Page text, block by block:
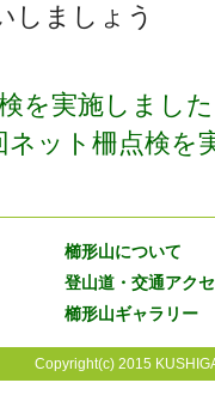
ましょう
検を実施しま
ネット柵点検を
櫛形山について
登山道・交通アク
櫛形山ギャラリー
Copyright(c) 2015